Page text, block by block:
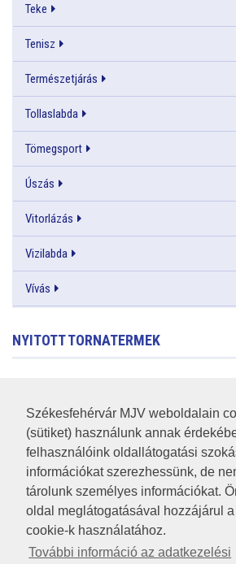
Székesfehérvár MJV weboldalain
(sütiket) használunk annak
felhasználóink oldallátogatási
információkat szerezhessünk, de
tárolunk személyes információkat.
oldal meglátogatásával hozzájárul a
cookie-k használatához.
További információ az adatkezelési
Teke
Tenisz
Természetjárás
Tollaslabda
Tömegsport
Úszás
Vitorlázás
Vizilabda
Vívás
NYITOTT TORNATERMEK
RSS
A HONLAP 2017.03.31-I ÁLLAPOTA
JOGI NYILATKOZAT
IMPRESSZUM